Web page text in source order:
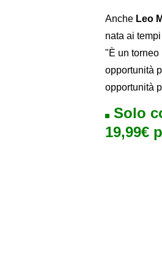
Anche Leo
nata ai
"È un torneo
opportunità
opportunità
Solo
19,99€